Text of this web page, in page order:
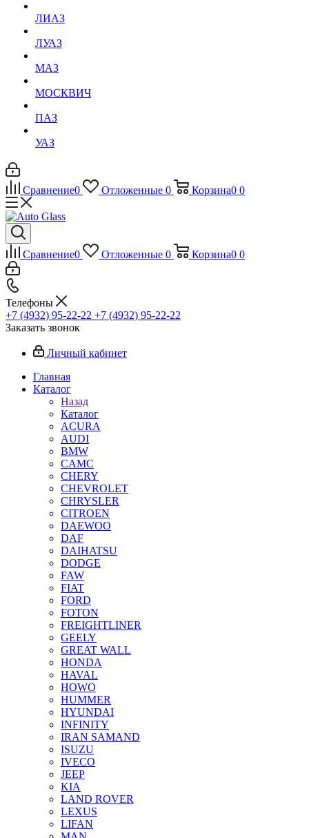
ЛИАЗ
ЛУАЗ
МАЗ
МОСКВИЧ
ПАЗ
УАЗ
Сравнение0 Отложенные 0 Корзина0 0
Сравнение0 Отложенные 0 Корзина0 0
Телефоны
+7 (4932) 95-22-22 +7 (4932) 95-22-22
Заказать звонок
Личный кабинет
Главная
Каталог
Назад
Каталог
ACURA
AUDI
BMW
CAMC
CHERY
CHEVROLET
CHRYSLER
CITROEN
DAEWOO
DAF
DAIHATSU
DODGE
FAW
FIAT
FORD
FOTON
FREIGHTLINER
GEELY
GREAT WALL
HONDA
HAVAL
HOWO
HUMMER
HYUNDAI
INFINITY
IRAN SAMAND
ISUZU
IVECO
JEEP
KIA
LAND ROVER
LEXUS
LIFAN